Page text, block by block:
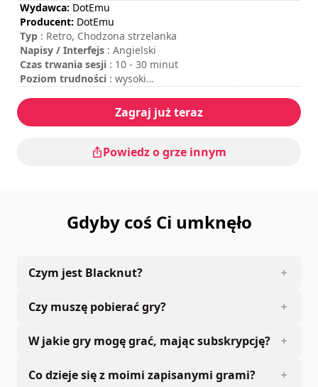
Wydawca: DotEmu
Producent: DotEmu
Typ : Retro, Chodzona strzelanka
Napisy / Interfejs : Angielski
Czas trwania sesji : 10 - 30 minut
Poziom trudności : wysoki
Aby włożyć monety, naciśnij klawisz „C” na klawiaturze lub
naciśnij przycisk „Start” na kontrolerze.
Zagraj już teraz
Powiedz o grze innym
Gdyby coś Ci umknęło
Czym jest Blacknut?
Czy muszę pobierać gry?
W jakie gry mogę grać, mając subskrypcję?
Co dzieje się z moimi zapisanymi grami?